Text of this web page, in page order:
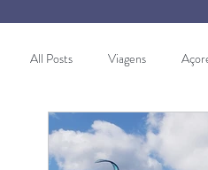
All Posts Viagens
Caminhadas Alentejo